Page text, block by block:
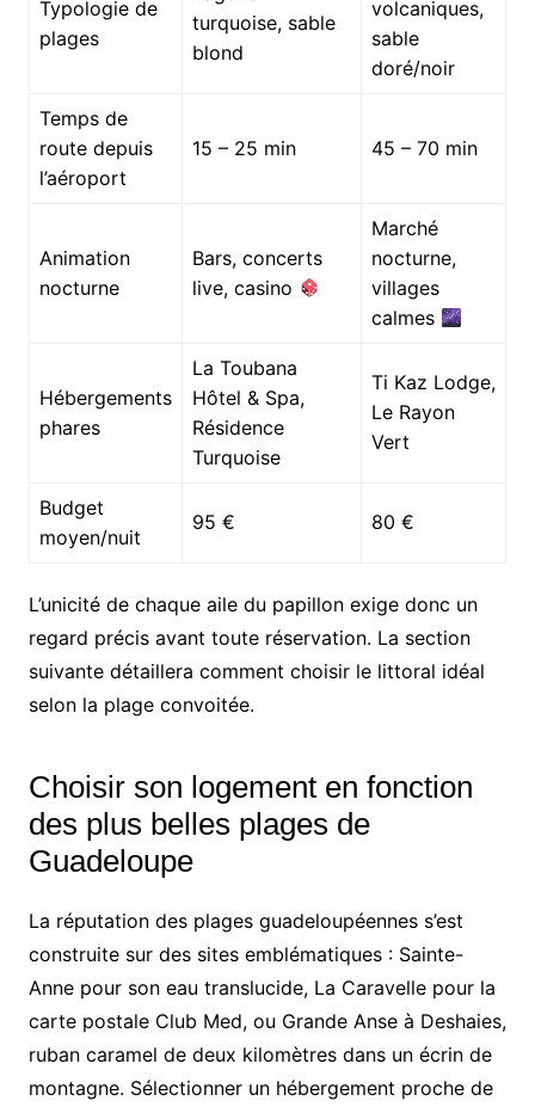
Typologie de
plages
turquoise, sable
blond
volcaniques,
sable
doré/noir
Temps de
route depuis
l’aéroport
15 – 25 min 45 – 70 min
Animation
nocturne
Bars, concerts
live, casino
Marché
nocturne,
villages
calmes
Hébergements
phares
La Toubana
Hôtel & Spa,
Résidence
Turquoise
Ti Kaz Lodge,
Le Rayon
Vert
Budget
moyen/nuit
95 € 80 €
L’unicité de chaque aile du papillon exige donc un
regard précis avant toute réservation. La section
suivante détaillera comment choisir le littoral idéal
selon la plage convoitée.
Choisir son logement en fonction
des plus belles plages de
Guadeloupe
La réputation des plages guadeloupéennes s’est
construite sur des sites emblématiques : Sainte-
Anne pour son eau translucide, La Caravelle pour la
carte postale Club Med, ou Grande Anse à Deshaies,
ruban caramel de deux kilomètres dans un écrin de
montagne. Sélectionner un hébergement proche de